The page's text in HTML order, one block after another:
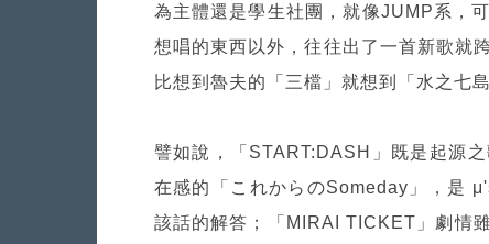
為主體還是學生社團，就像JUMP系，
想唱的東西以外，往往出了一首新歌就
比想到魯夫的「三檔」就想到「水之七島
譬如說，「START:DASH」既是起源
在感的「これからのSomeday」，是
該話的解答；「MIRAI TICKET」劇情